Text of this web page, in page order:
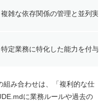
複雑な依存関係の管理と並列実行
特定業務に特化した能力を付与
組み合わせは、「複利的な仕
に業務ルールや過去の